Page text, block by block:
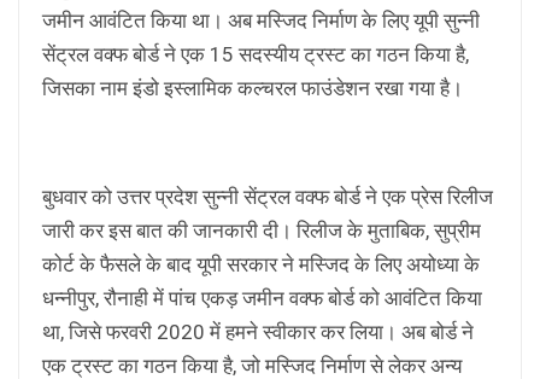
जमीन आवंटित किया था। अब मस्जिद निर्माण के लिए यूपी सुन्नी
सेंट्रल वक्फ बोर्ड ने एक 15 सदस्यीय ट्रस्ट का गठन किया है,
जिसका नाम इंडो इस्लामिक कल्चरल फाउंडेशन रखा गया है।
बुधवार को उत्तर प्रदेश सुन्नी सेंट्रल वक्फ बोर्ड ने एक प्रेस रिलीज
जारी कर इस बात की जानकारी दी। रिलीज के मुताबिक, सुप्रीम
कोर्ट के फैसले के बाद यूपी सरकार ने मस्जिद के लिए अयोध्या के
धन्नीपुर, रौनाही में पांच एकड़ जमीन वक्फ बोर्ड को आवंटित किया
था, जिसे फरवरी 2020 में हमने स्वीकार कर लिया। अब बोर्ड ने
एक ट्रस्ट का गठन किया है, जो मस्जिद निर्माण से लेकर अन्य